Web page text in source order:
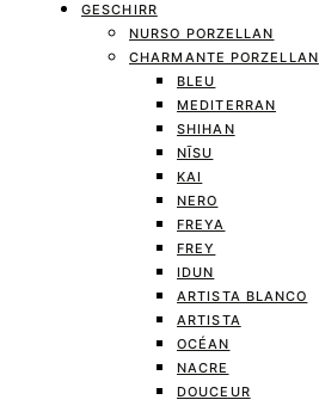
GESCHIRR
NURSO PORZELLAN
CHARMANTE PORZELLAN
BLEU
MEDITERRAN
SHIHAN
NĪSU
KAI
NERO
FREYA
FREY
IDUN
ARTISTA BLANCO
ARTISTA
OCÉAN
NACRE
DOUCEUR